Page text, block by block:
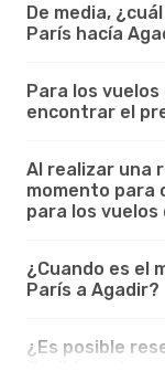
De media,
París hacía
Para los vuelos
encontrar el
Al realizar una
momento para
para los vuelos
¿Cuando es el
París a Agadir?
¿Es posible